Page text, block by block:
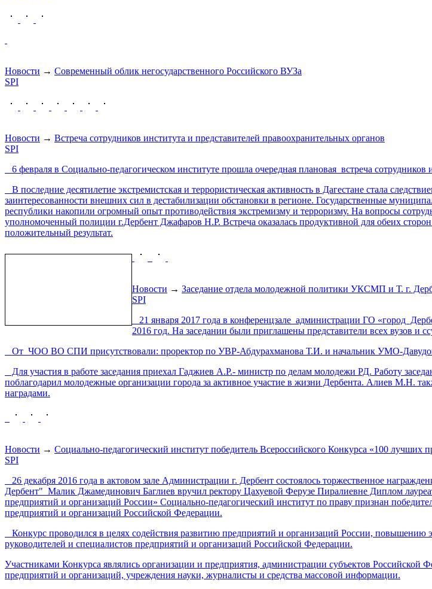
Новости → Современный облик негосударственного Российского ВУЗа
SPI
Новости → Встреча сотрудников института и представителей правоохранительных органов
SPI
6 февраля в Социально-педагогическом институте прошла очередная плановая встреча сотрудников
В последние десятилетие экстремистская и террористическая активность в Дагестане стала
заинтересованности внешних сил в дестабилизации обстановки в регионе. Государственные
республики накопили огромный опыт противодействия экстремизму и терроризму. На вопросы
уполномоченный полиции г.Дербент Джафаров Н.Р. Встреча оказалась продуктивной для обеих
положительный результат.
Новости → Заседание отдела молодежной политики УКСМП и Т. г.
SPI
21 января 2017 года в конференцзале администрации ГО «город
2016 год. На заседании были приглашены представители всех вузов и
От ЧОО ВО СПИ присутствовали: проректор по УВР-Абдурахманова Т.И. и начальник УМО-
Для участия в работе заседания приехал Гаджиев А.Р.- министр по делам молодежи РД. Работу
поблагодарил молодежные организации города за активное участие в жизни Дербента. Алиев М.Н.
наградами.
Новости → Социально-педагогический институт победитель Всероссийского Конкурса «100 лучших
SPI
26 декабря 2016 года в актовом зале Администрации г. Дербент состоялось торжественное
Дербент" Малик Джамединович Баглиев вручил ректору Цахуевой Ферузе Пиралиевне Диплом
предприятий и организаций России» Социально-педагогический институт по праву признан
предприятий и организаций Российской Федерации.
Конкурс проводился в целях содействия развитию предприятий и организаций России, повышению
руководителей и специалистов предприятий и организаций Российской Федерации.
Участниками Конкурса являлись организации и предприятия, администрации субъектов Российской
предприятий и организаций, учреждения науки, журналисты и средства массовой информации.